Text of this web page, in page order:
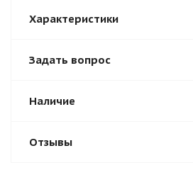
Характеристики
Задать вопрос
Наличие
Отзывы